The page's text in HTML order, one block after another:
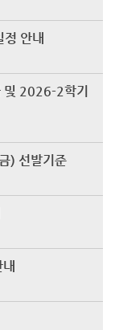
안내
2026-2학기
) 선발기준